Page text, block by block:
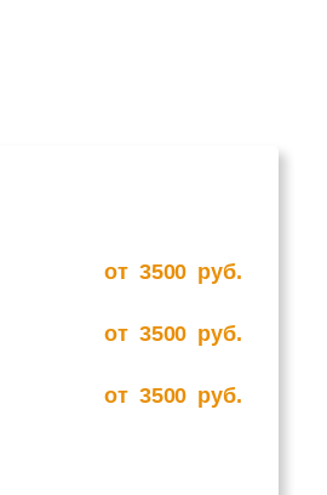
от 3500 руб.
от 3500 руб.
от 3500 руб.